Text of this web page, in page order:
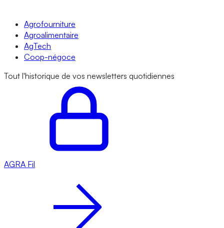
Agrofourniture
Agroalimentaire
AgTech
Coop-négoce
Tout l'historique de vos newsletters quotidiennes
AGRA Fil